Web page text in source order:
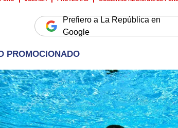
Prefiero a La República en
Google